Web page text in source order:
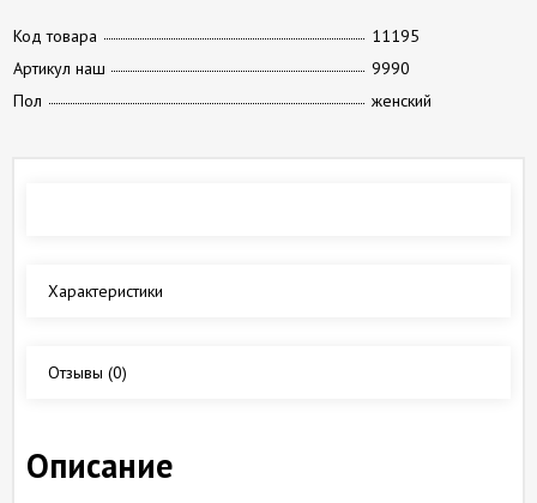
Код товара
11195
Артикул наш
9990
Пол
женский
Характеристики
Отзывы (0)
Описание